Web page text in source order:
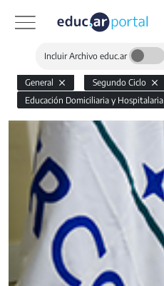
Incluir Archivo educ.ar
General Segundo Ciclo
Educación Domiciliaria y Hospitalaria